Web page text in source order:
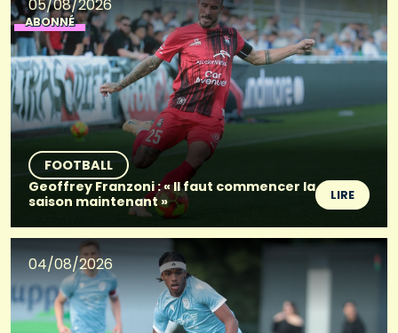
05/08/2026
ABONNÉ
FOOTBALL
Geoffrey Franzoni : « Il faut commencer la
saison maintenant »
LIRE
04/08/2026